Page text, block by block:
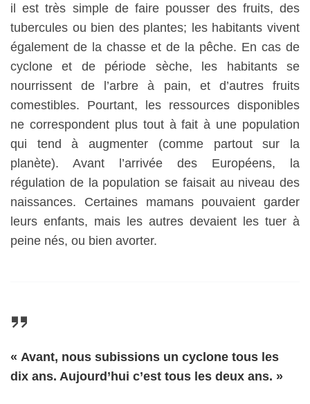
il est très simple de faire pousser des fruits, des
tubercules ou bien des plantes; les habitants vivent
également de la chasse et de la pêche. En cas de
cyclone et de période sèche, les habitants se
nourrissent de l’arbre à pain, et d’autres fruits
comestibles. Pourtant, les ressources disponibles
ne correspondent plus tout à fait à une population
qui tend à augmenter (comme partout sur la
planète). Avant l’arrivée des Européens, la
régulation de la population se faisait au niveau des
naissances. Certaines mamans pouvaient garder
leurs enfants, mais les autres devaient les tuer à
peine nés, ou bien avorter.
« Avant, nous subissions un cyclone tous les
dix ans. Aujourd’hui c’est tous les deux ans. »